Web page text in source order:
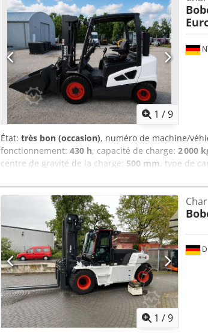
complète, hauteur de levée totale, certificat CE,
essuie-glace.
1 /9
État: très bon (occasion), numéro de machine/
fonctionnement: 430 h, capacité de charge: 2 000
centre de gravité de la charge: 500 mm, type de
1
pneu arrière:6.50-10, poids total:4 053 kg,
1 /9